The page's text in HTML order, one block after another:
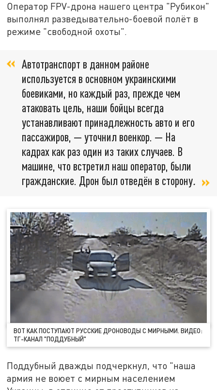
Оператор FPV-дрона нашего центра "Рубикон"
выполнял разведывательно-боевой полёт в
режиме "свободной охоты".
Автотранспорт в данном районе
используется в основном украинскими
боевиками, но каждый раз, прежде чем
атаковать цель, наши бойцы всегда
устанавливают принадлежность авто и его
пассажиров, — уточнил военкор. — На
кадрах как раз один из таких случаев. В
машине, что встретил наш оператор, были
гражданские. Дрон был отведён в сторону.
ВОТ КАК ПОСТУПАЮТ РУССКИЕ ДРОНОВОДЫ С МИРНЫМИ. ВИДЕО:
ТГ-КАНАЛ "ПОДДУБНЫЙ"
Поддубный дважды подчеркнул, что "наша
армия не воюет с мирным населением